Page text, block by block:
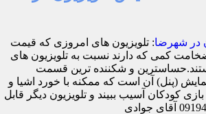
در شهرضا: تلویزیون های امروزی که قیمت
ضخامت کمی که دارند نسبت به تلویزیون های
و شکننده ترین قسمت
(پنل) آن است که ممکنه با خورد اشیا و
کودکان آسیب ببیند و تلویزیون دیگر قابل